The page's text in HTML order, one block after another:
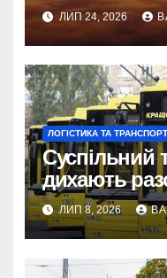
ЛИП 24, 2026
ЛОГІСТИКА ТА ТРАНСПОРТ
Суспільний
дихають
змінює
ЛИП 8, 2026